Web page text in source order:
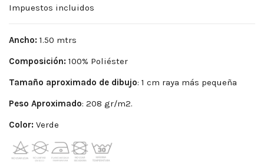
Impuestos incluidos
Ancho: 1.50 mtrs
Composición: 100% Poliéster
Tamaño aproximado de dibujo: 1 cm raya más pequeña
Peso Aproximado: 208 gr/m2.
Color: Verde